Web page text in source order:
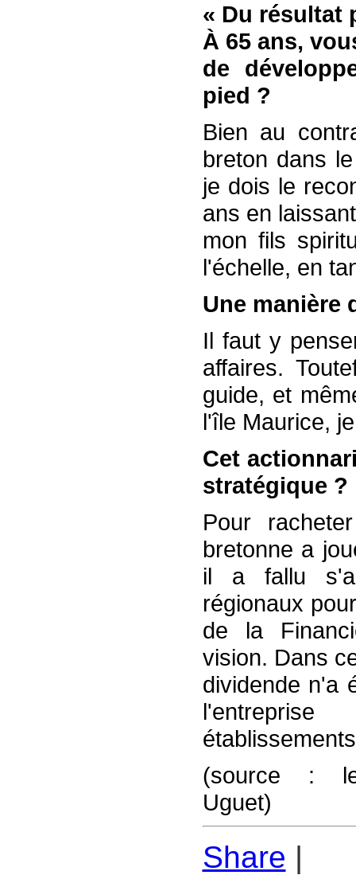
« Du résultat
À 65 ans,
de
pied ?
Bien au
breton dans
je dois le
ans en
mon fils
l'échelle, en
Une manière
Il faut y
affaires.
guide, et
l'île Maurice,
Cet
stratégique ?
Pour
bretonne a
il a fallu
régionaux
de la
vision. Dans
dividende n'a
(source :
Uguet)
Share |